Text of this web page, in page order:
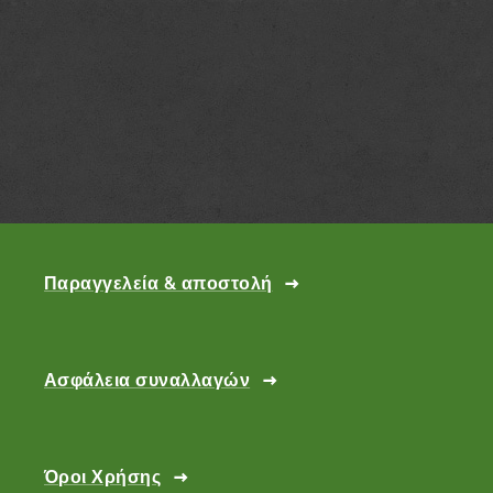
Παραγγελεία & αποστολή
Ασφάλεια συναλλαγών
Όροι Χρήσης